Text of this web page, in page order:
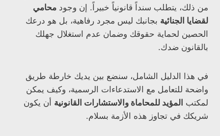
من ذلك، يتطلب سنداً قانونياً خبيراً. إن وجود محامي
لقضايا الجنائية بجانبك ليس مجرد رفاهية، بل هو درعك
الحصين لحماية حقوقك وضمان عدم استغلال جهلك
بالقانون ضدك.
في هذا الدليل الشامل، سنضع بين يديك خارطة طريق
واضحة للتعامل مع الاستدعاءات الرسمية، وكيف يمكن
لمكتب المؤيد للمحاماة والاستشارات القانونية أن يكون
شريكك في تجاوز هذه الأزمة بسلام.